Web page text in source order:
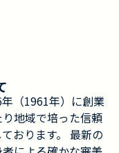
（1961年）に創業
地域で培った信頼
おります。 最新の